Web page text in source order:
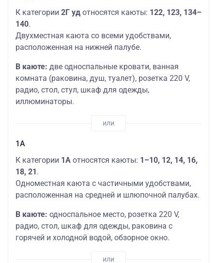
К категории 2Г уд относятся каюты: 122, 123, 134–
140.
Двухместная каюта со всеми удобствами,
расположенная на нижней палубе.
В каюте: две односпальные кровати, ванная
комната (раковина, душ, туалет), розетка 220 V,
радио, стол, стул, шкаф для одежды,
иллюминаторы.
1А
К категории 1А относятся каюты: 1–10, 12, 14, 16,
18, 21.
Одноместная каюта с частичными удобствами,
расположенная на средней и шлюпочной палубах.
В каюте: односпальное место, розетка 220 V,
радио, стол, шкаф для одежды, раковина с
горячей и холодной водой, обзорное окно.